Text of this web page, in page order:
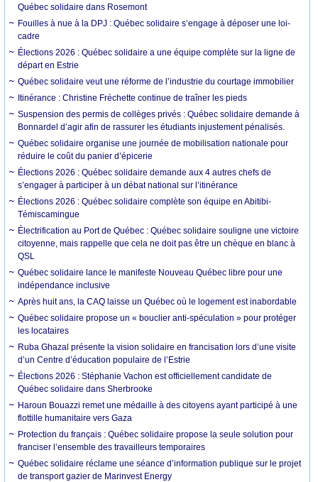
Québec solidaire dans Rosemont
Fouilles à nue à la DPJ : Québec solidaire s’engage à déposer une loi-
cadre
Élections 2026 : Québec solidaire a une équipe complète sur la ligne de
départ en Estrie
Québec solidaire veut une réforme de l’industrie du courtage immobilier
Itinérance : Christine Fréchette continue de traîner les pieds
Suspension des permis de collèges privés : Québec solidaire demande à
Bonnardel d’agir afin de rassurer les étudiants injustement pénalisés.
Québec solidaire organise une journée de mobilisation nationale pour
réduire le coût du panier d’épicerie
Élections 2026 : Québec solidaire demande aux 4 autres chefs de
s’engager à participer à un débat national sur l’itinérance
Élections 2026 : Québec solidaire complète son équipe en Abitibi-
Témiscamingue
Électrification au Port de Québec : Québec solidaire souligne une victoire
citoyenne, mais rappelle que cela ne doit pas être un chèque en blanc à
QSL
Québec solidaire lance le manifeste Nouveau Québec libre pour une
indépendance inclusive
Après huit ans, la CAQ laisse un Québec où le logement est inabordable
Québec solidaire propose un « bouclier anti-spéculation » pour protéger
les locataires
Ruba Ghazal présente la vision solidaire en francisation lors d’une visite
d’un Centre d’éducation populaire de l’Estrie
Élections 2026 : Stéphanie Vachon est officiellement candidate de
Québec solidaire dans Sherbrooke
Haroun Bouazzi remet une médaille à des citoyens ayant participé à une
flottille humanitaire vers Gaza
Protection du français : Québec solidaire propose la seule solution pour
franciser l’ensemble des travailleurs temporaires
Québec solidaire réclame une séance d’information publique sur le projet
de transport gazier de Marinvest Energy